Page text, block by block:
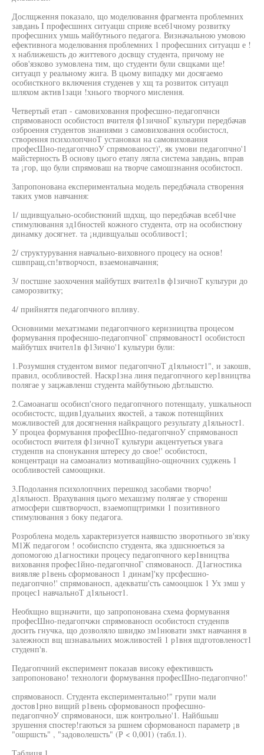
Дослщження показало, що моделювання фрагмента проблемних
завдань I професшннх ситуацш сприяе всеб1чному розвитку
професшних умшь майбутнього педагога. Визначальною умовою
ефективнога моделювання проблемних 1 професшних ситуацш е !
х наближешсть до життевого досвщу студента, причому не
обов'язково зумовлена тим, що студенти були свщками ще!
ситуацп у реальному жига. В цьому випадку ми досягаемо
особисткного включения студенев у хщ та розвиток ситуацп
шляхом актив1заци !хнього творчого мислення.
Четвертый етап - самовиховання професшно-педагопчнсн
спрямованосп особистосп вчителя ф1зичноГ культури передбачав
озброення студентов знаниями з самовиховання особистосл,
створення психолопчноТ установки на самовиховання
професШно-педагопчноУ спрямоваиост)', як умови педагопчно'1
майстерность В основу цього етапу лягла система завдань, вправ
та ¡гор, що були спрямоваш на творче самошзнання особистосп.
Запропонована експериментальна модель передбачала створення
таких умов навчання:
1/ шдивщуально-особистюний шдхщ, що передбачав всеб1чне
стимулювання зд1бностей кожного студента, отр на особистюну
динамку досягнет. та ¡ндивщуальш особливост1;
2/ структурування навчально-виховного процесу на основ!
сшвпращ,сп!втворчосп, взаемонавчання;
3/ постшне заохочення майбутшх вчител1в ф1зичноТ культури до
саморозвитку;
4/ прийняття педагопчного впливу.
Основними мехатзмами педагопчного кернзництва процесом
формування професншо-педагопчноГ спрямованост1 особистосп
майбутшх вчител1в ф13ично'1 культури були:
1.Розумшня студентом вимог педагопчноТ д1яльност1", и закошв,
правил, особливостей. Наскр1зна линя педагопчного кер1вництва
полягае у зацжавленш студента майбутньою дЬтльшстю.
2.Самоанагш особисп'сного педагопчного потенщалу, ушкальносп
особистостс, шдив1дуальних якостей, а також потенщйних
можливостей для досягнення найкращого результату д1яльност1.
У процеа формування професШно-педагопчноУ спрямованосп
особистосп вчителя ф1зичноТ культури акцентуеться увага
студенпв на спонукання штересу до свое!' особистосп,
концентраци на самоанализ мотиващйно-ощночних суджень 1
особливостей самоощнки.
3.Подолання психолопчних перешкод засобами творчо!
д1яльносп. Врахування цього мехашзму полягае у створенш
атмосфери сшвтворчосп, взаемопщтримки 1 позитивного
стимулювання з боку педагога.
Розроблена модель характеризуется наявшстю зворотнього зв'язку
М1Ж педагогом ! особиспспо студента, яка здшснюеться за
допомогою д1агностики процесу педагопчного кер1вництва
виховання профес1йно-педагопчноГ спямованосп. Д1агностика
виявляе р1вень сформованосп 1 динам]'ку прсфесшно-
педагопчно!' спрямованосп, адекватш'сть самооцшок 1 Ух змш у
процес1 навчальноТ д1яльност1.
Необхщно вщзначити, що запропонована схема формування
професШно-педагопчжн спрямованосп особистосп студенпв
досить гнучка, що дозволяло швидко зм1нювати змкт навчання в
залежносп вщ шзнавальних можливостей 1 р1вня шдготовленост1
студенп'в.
Педагопчний експеримент показав високу ефектившсть
запропоновано! технологи формування професШно-педагопчно!'
спрямованосп. Студента експериментально!" групи мали
достов1рно вищий р1вень сформованосп професшно-
педагопчноУ спрямованоси, шж контрольно'1. Найбшыш
зрушення спостер!гаються за ршнем сформованосп параметр ¡в
"ошршсть" , "задоволешсть" (Р < 0,001) (табл.1).